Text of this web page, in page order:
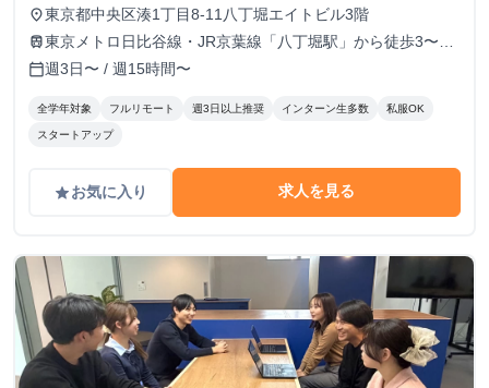
※経験、実績、能力等によって変動 ※トライアル期間の場
合変動あり
place東京都中央区湊1丁目8-11八丁堀エイトビル3階
train東京メトロ日比谷線・JR京葉線「八丁堀駅」から徒歩3〜6
分
calendar_today週3日〜 / 週15時間〜
全学年対象 フルリモート 週3日以上推奨 インターン生多数 私服OK
スタートアップ
gradeお気に入り 求人を見る